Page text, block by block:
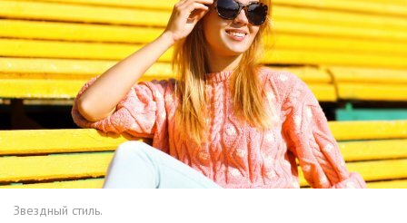
Звездный стиль.